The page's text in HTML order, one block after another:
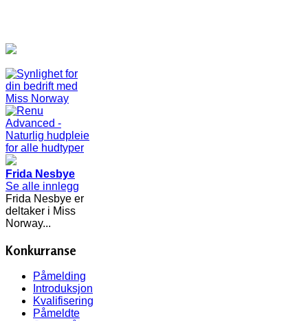
Frida Nesbye
Se alle innlegg
Frida Nesbye er
deltaker i Miss
Norway...
Konkurranse
Påmelding
Introduksjon
Kvalifisering
Påmeldte